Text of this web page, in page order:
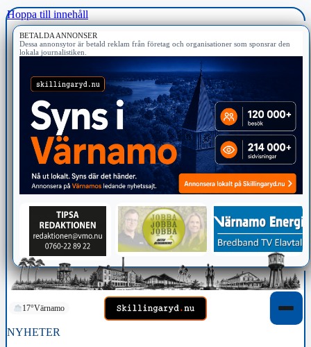
Hoppa till innehåll
BETALDA ANNONSER
Dessa annonsytor är betald reklam från företag och organisationer som sponsrar den
lokala journalistiken.
17°Värnamo
NYHETER